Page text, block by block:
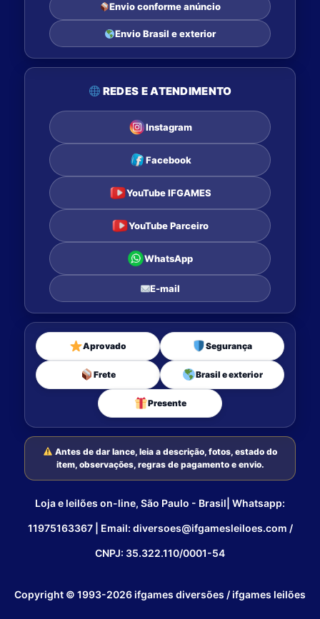
Envio conforme anúncio
Envio Brasil e exterior
REDES E ATENDIMENTO
Instagram
Facebook
YouTube IFGAMES
YouTube Parceiro
WhatsApp
E-mail
Aprovado Segurança
Frete Brasil e exterior
Presente
Antes de dar lance, leia a descrição, fotos, estado do
item, observações, regras de pagamento e envio.
Loja e leilões on-line, São Paulo - Brasil| Whatsapp:
11975163367 | Email: diversoes@ifgamesleiloes.com /
CNPJ: 35.322.110/0001-54
Copyright © 1993-2026 ifgames diversões / ifgames leilões